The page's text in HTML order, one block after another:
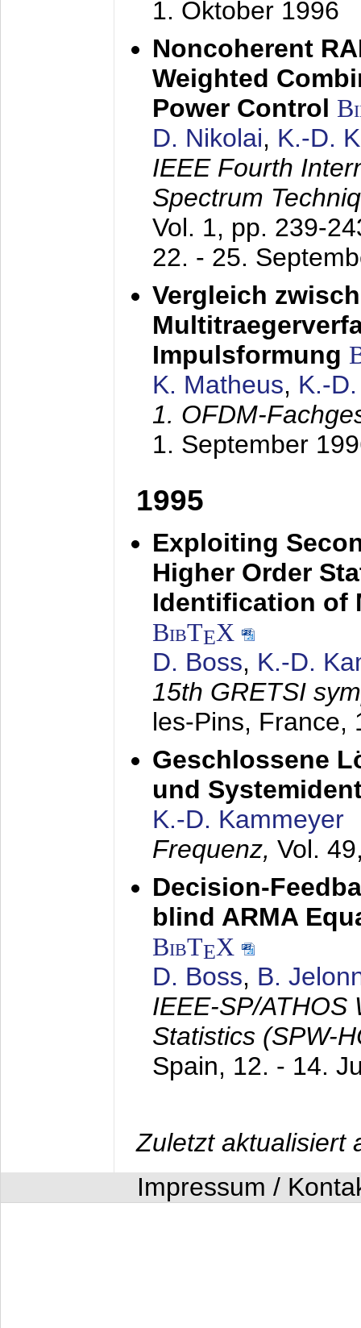
1. Oktober 1996
Noncoherent
Weighted
Power Control
D. Nikolai, K.-D.
IEEE Fourth
Spectrum
Vol. 1, pp. 239-
22. - 25.
Vergleich
Impulsformung
K. Matheus, K.-
1. OFDM-
1. September
1995
Exploiting
Higher Order
Identification of
BibTEX
D. Boss, K.-D.
15th GRETSI
les-Pins, France,
Geschlossene
und
K.-D. Kammeyer
Frequenz, Vol.
Decision-
blind ARMA
BibTEX
D. Boss, B.
IEEE-SP/ATHOS
Statistics (SPW-
Spain, 12. - 14.
Zuletzt aktualisiert
Impressum /